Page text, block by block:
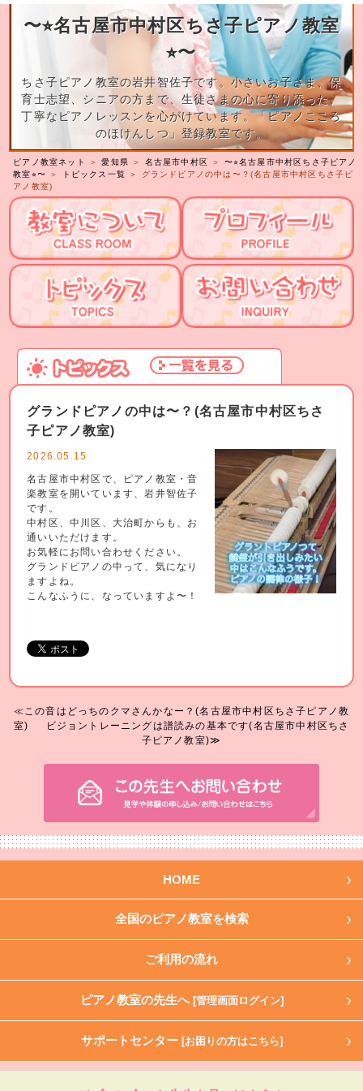
〜⭐︎名古屋市中村区ちさ子ピアノ教室
⭐︎〜
ちさ子ピアノ教室の岩井智佐子です。小さいお子さま、保
育士志望、シニアの方まで、生徒さまの心に寄り添った、
丁寧なピアノレッスンを心がけています。「ピアノこころ
のほけんしつ」登録教室です。
ピアノ教室ネット ＞愛知県 ＞ 名古屋市中村区 ＞ 〜⭐︎名古屋市中村区ちさ子ピアノ
教室⭐︎〜 ＞ トピックス一覧 ＞ グランドピアノの中は〜？(名古屋市中村区ちさ子ピ
アノ教室)
グランドピアノの中は〜？(名古屋市中村区ちさ
子ピアノ教室)
2026.05.15
名古屋市中村区で、ピアノ教室・音
楽教室を開いています、岩井智佐子
です。
中村区、中川区、大治町からも、お
通いいただけます。
お気軽にお問い合わせください。
グランドピアノの中って、気になり
ますよね。
こんなふうに、なっていますよ〜！
≪この音はどっちのクマさんかなー？(名古屋市中村区ちさ子ピアノ教
室)
ビジョントレーニングは譜読みの基本です(名古屋市中村区ちさ
子ピアノ教室)≫
HOME
全国のピアノ教室を検索
ご利用の流れ
ピアノ教室の先生へ [管理画面ログイン]
サポートセンター [お困りの方はこちら]